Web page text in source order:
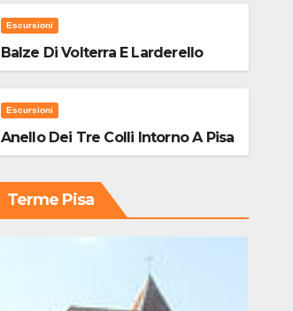
Escursioni
Balze Di Volterra E Larderello
Escursioni
Anello Dei Tre Colli Intorno A Pisa
Terme Pisa